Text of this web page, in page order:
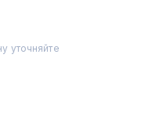
уточняйте